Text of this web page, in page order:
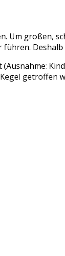
Um großen,
getroffen